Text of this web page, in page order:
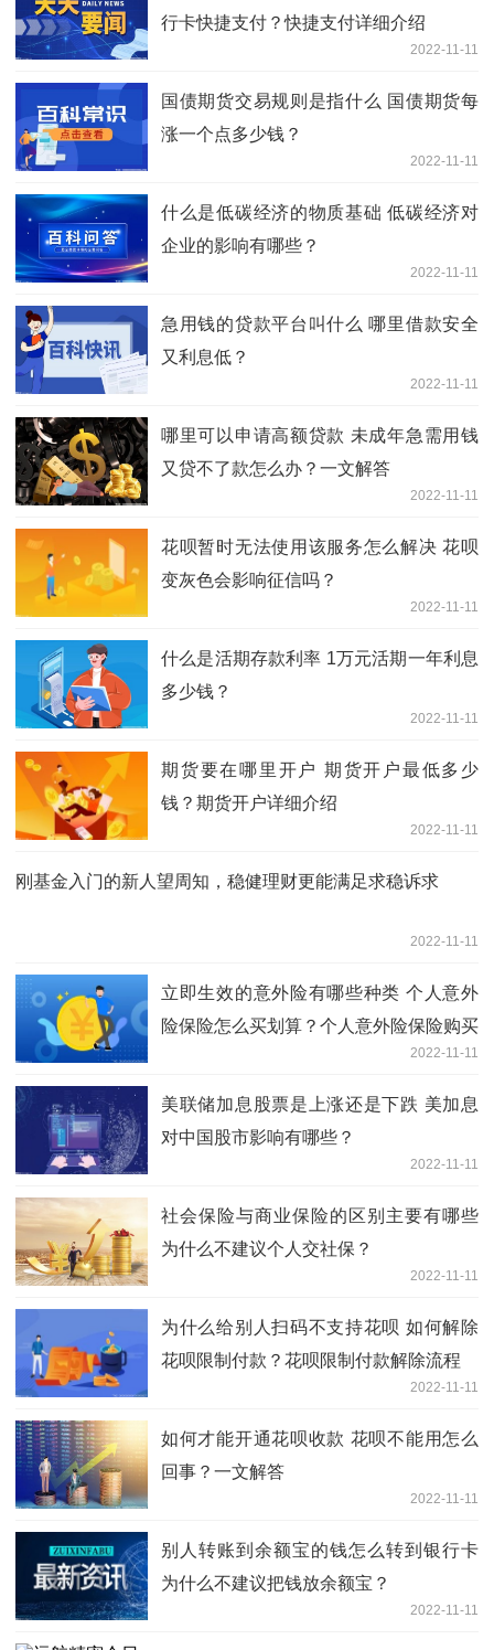
行卡快捷支付？快捷支付详细介绍
2022-11-11
国债期货交易规则是指什么 国债期货每
涨一个点多少钱？
2022-11-11
什么是低碳经济的物质基础 低碳经济对
企业的影响有哪些？
2022-11-11
急用钱的贷款平台叫什么 哪里借款安全
又利息低？
2022-11-11
哪里可以申请高额贷款 未成年急需用钱
又贷不了款怎么办？一文解答
2022-11-11
花呗暂时无法使用该服务怎么解决 花呗
变灰色会影响征信吗？
2022-11-11
什么是活期存款利率 1万元活期一年利息
多少钱？
2022-11-11
期货要在哪里开户 期货开户最低多少
钱？期货开户详细介绍
2022-11-11
刚基金入门的新人望周知，稳健理财更能满足求稳诉求
2022-11-11
立即生效的意外险有哪些种类 个人意外
险保险怎么买划算？个人意外险保险购买
2022-11-11
美联储加息股票是上涨还是下跌 美加息
对中国股市影响有哪些？
2022-11-11
社会保险与商业保险的区别主要有哪些
为什么不建议个人交社保？
2022-11-11
为什么给别人扫码不支持花呗 如何解除
花呗限制付款？花呗限制付款解除流程
2022-11-11
如何才能开通花呗收款 花呗不能用怎么
回事？一文解答
2022-11-11
别人转账到余额宝的钱怎么转到银行卡
为什么不建议把钱放余额宝？
2022-11-11